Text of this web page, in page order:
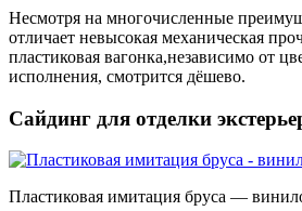
Несмотря на многочисленные
отличает невысокая механическая
пластиковая вагонка,независимо от
исполнения, смотрится дёшево.
Сайдинг для отделки
Пластиковая имитация бруса —